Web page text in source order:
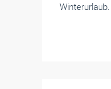
Winterurlaub.